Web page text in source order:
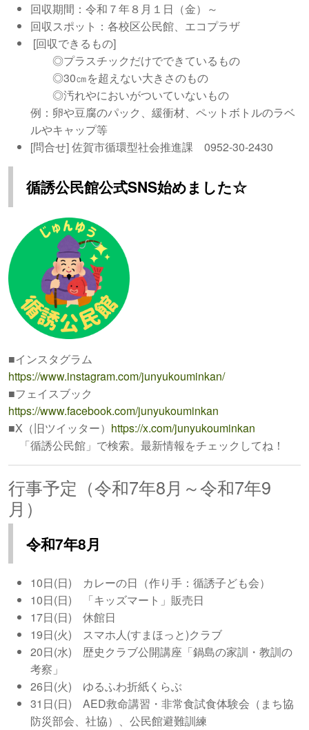
回収期間：令和７年８月１日（金）～
回収スポット：各校区公民館、エコプラザ
[回収できるもの]
◎プラスチックだけでできているもの
◎30㎝を超えない大きさのもの
◎汚れやにおいがついていないもの
例：卵や豆腐のパック、緩衝材、ペットボトルのラベ
ルやキャップ等
[問合せ] 佐賀市循環型社会推進課 0952-30-2430
循誘公民館公式SNS始めました☆
■インスタグラム
https://www.instagram.com/junyukouminkan/
■フェイスブック
https://www.facebook.com/junyukouminkan
■X（旧ツイッター） https://x.com/junyukouminkan
「循誘公民館」で検索。最新情報をチェックしてね！
行事予定（令和7年8月～令和7年9
月）
令和7年8月
10日(日) カレーの日（作り手：循誘子ども会）
10日(日) 「キッズマート」販売日
17日(日) 休館日
19日(火) スマホ人(すまほっと)クラブ
20日(水) 歴史クラブ公開講座「鍋島の家訓・教訓の
考察」
26日(火) ゆるふわ折紙くらぶ
31日(日) AED救命講習・非常食試食体験会（まち協
防災部会、社協）、公民館避難訓練